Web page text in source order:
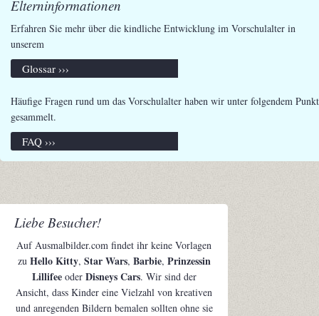
Elterninformationen
Erfahren Sie mehr über die kindliche Entwicklung im Vorschulalter in
unserem
Glossar ›››
Häufige Fragen rund um das Vorschulalter haben wir unter folgendem Punkt
gesammelt.
FAQ ›››
Liebe Besucher!
Auf Ausmalbilder.com findet ihr keine Vorlagen
zu Hello Kitty, Star Wars, Barbie, Prinzessin
Lillifeeoder Disneys Cars. Wir sind der
Ansicht, dass Kinder eine Vielzahl von kreativen
und anregenden Bildern bemalen sollten ohne sie